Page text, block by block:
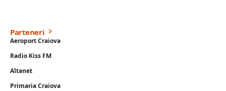
Parteneri
Aeroport Craiova
Radio Kiss FM
Altanet
Primaria Craiova